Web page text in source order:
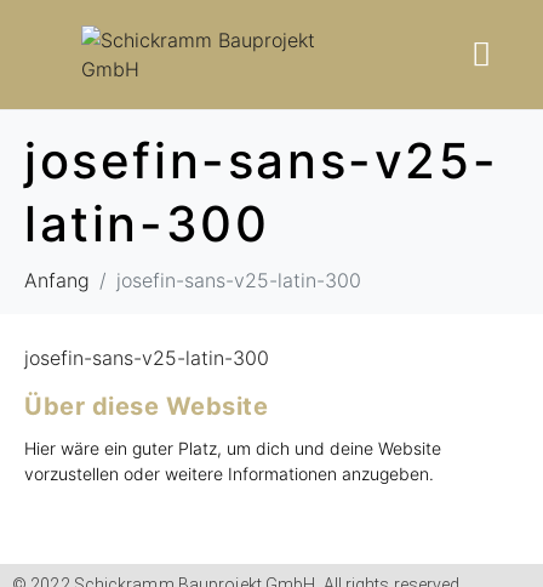
josefin-sans-v25-
latin-300
Anfang josefin-sans-v25-latin-300
josefin-sans-v25-latin-300
Über diese Website
Hier wäre ein guter Platz, um dich und deine Website
vorzustellen oder weitere Informationen anzugeben.